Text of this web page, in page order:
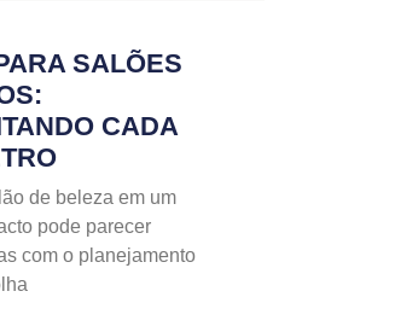
SALÕES
CADA
de beleza em um
pode parecer
com o planejamento